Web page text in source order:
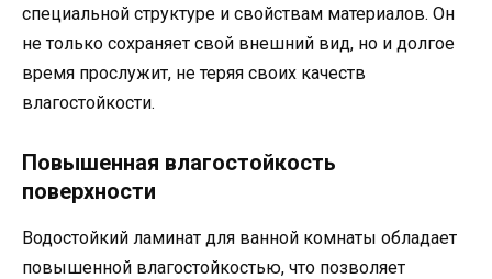
специальной структуре и свойствам материалов. Он
не только сохраняет свой внешний вид, но и долгое
время прослужит, не теряя своих качеств
влагостойкости.
Повышенная влагостойкость
поверхности
Водостойкий ламинат для ванной комнаты обладает
повышенной влагостойкостью, что позволяет